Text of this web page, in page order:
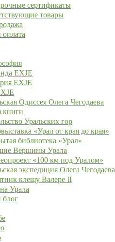
сертификаты
товары
оплата
EXJE
EXJE
Одиссея Олега Чегодаева
книги
Уральских гор
«Урал от края до края»
библиотека «Урал»
Вершины Урала
«100 км под Уралом»
экспедиция Олега Чегодаева
клещу Валере II
Урала
блог